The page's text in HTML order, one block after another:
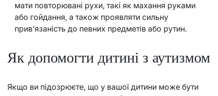
мати повторювані рухи, такі як махання руками
або гойдання, а також проявляти сильну
прив’язаність до певних предметів або рутин.
Як допомогти дитині з аутизмом
Якщо ви підозрюєте, що у вашої дитини може бути